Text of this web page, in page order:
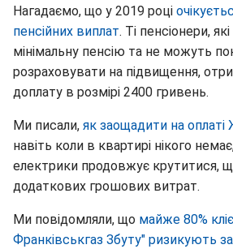
Нагадаємо, що у 2019 році
пенсійних виплат. Ті пенсіонери,
мінімальну пенсію та не можуть
розраховувати на підвищення,
доплату в розмірі 2400 гривень.
Ми писали, як заощадити на оплаті
навіть коли в квартирі нікого
електрики продовжує крутитися,
додаткових грошових витрат.
Ми повідомляли, що майже 80%
Франківськгаз Збуту" ризикують